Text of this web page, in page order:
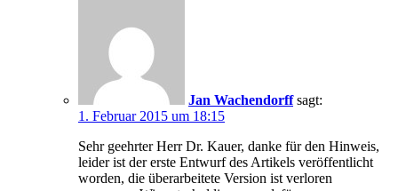
Jan Wachendorff sagt:
1. Februar 2015 um 18:15
Sehr geehrter Herr Dr. Kauer, danke für den Hinweis,
leider ist der erste Entwurf des Artikels veröffentlicht
worden, die überarbeitete Version ist verloren